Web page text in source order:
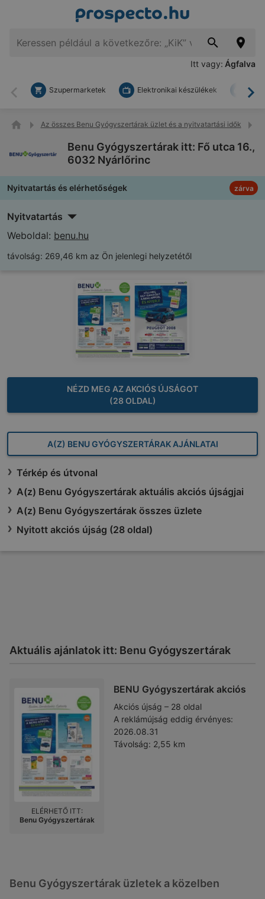
Itt vagy: Ágfalva
Vissza
Szupermarketek Elektronikai készülékek
Az összes Benu Gyógyszertárak üzlet és a nyitvatartási idők
Benu Gyógyszertárak itt: Fő utca 16.,
6032 Nyárlőrinc
Nyitvatartás és elérhetőségek zárva
Nyitvatartás
Weboldal: benu.hu
távolság: 269,46 km az Ön jelenlegi helyzetétől
NÉZD MEG AZ AKCIÓS ÚJSÁGOT
(28 OLDAL)
A(Z) BENU GYÓGYSZERTÁRAK AJÁNLATAI
Térkép és útvonal
A(z) Benu Gyógyszertárak aktuális akciós újságjai
A(z) Benu Gyógyszertárak összes üzlete
Nyitott akciós újság (28 oldal)
Aktuális ajánlatok itt: Benu Gyógyszertárak
BENU Gyógyszertárak akciós
Akciós újság – 28 oldal
A reklámújság eddig érvényes:
2026.08.31
Távolság: 2,55 km
ELÉRHETŐ ITT:
Benu Gyógyszertárak
Benu Gyógyszertárak üzletek a közelben